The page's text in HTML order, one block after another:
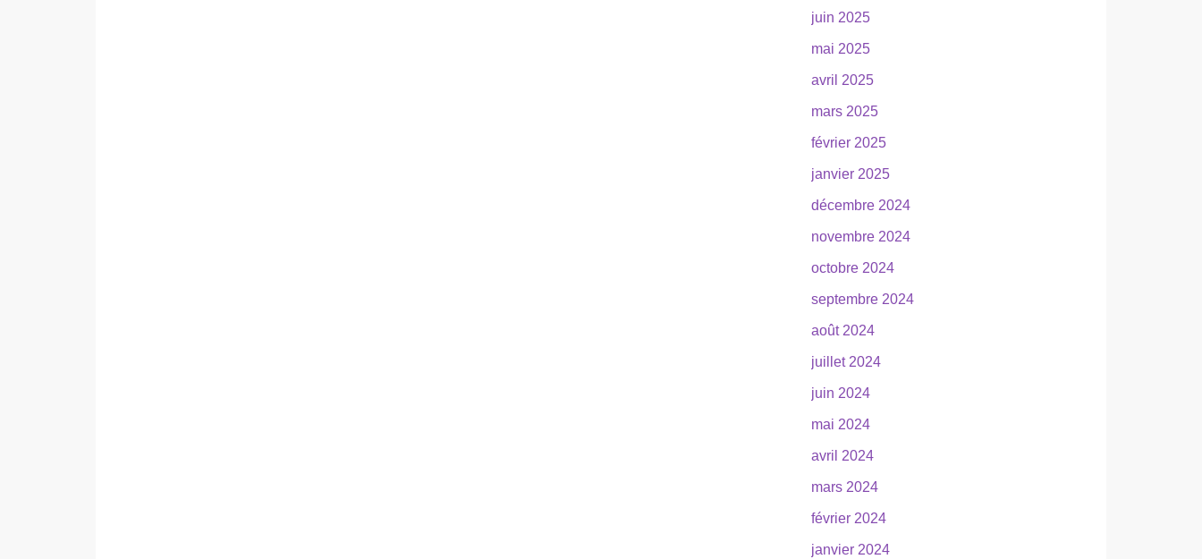
juin 2025
mai 2025
avril 2025
mars 2025
février 2025
janvier 2025
décembre 2024
novembre 2024
octobre 2024
septembre 2024
août 2024
juillet 2024
juin 2024
mai 2024
avril 2024
mars 2024
février 2024
janvier 2024